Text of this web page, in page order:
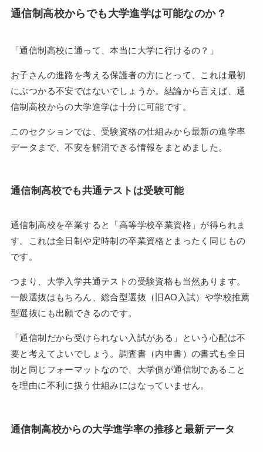
通信制高校からでも大学進学は可能なのか？
「通信制高校に通って、本当に大学に行けるの？」
お子さんの進路を考える保護者の方にとって、これは最初
にぶつかる不安ではないでしょうか。結論から言えば、通
信制高校からの大学進学は十分に可能です。
このセクションでは、受験資格の仕組みから最新の進学率
データまで、不安を解消できる情報をまとめました。
通信制高校でも共通テストは受験可能
通信制高校を卒業すると「高等学校卒業資格」が得られま
す。これは全日制や定時制の卒業資格とまったく同じもの
です。
つまり、大学入学共通テストの受験資格も当然あります。
一般選抜はもちろん、総合型選抜（旧AO入試）や学校推薦
型選抜にも出願できるのです。
「通信制だから受けられない入試がある」という心配は不
要と考えてよいでしょう。調査書（内申書）の書式も全日
制と同じフォーマットなので、大学側が通信制であること
を理由に不利に扱う仕組みにはなっていません。
通信制高校からの大学進学率の推移と最新データ